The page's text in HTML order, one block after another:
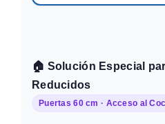
🏠 Solución Especial
Reducidos
Puertas 60 cm · Acceso al